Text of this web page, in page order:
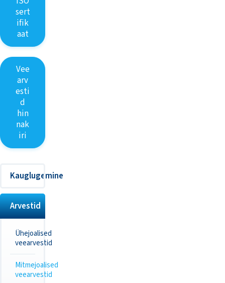
sert
ifik
aat
Vee
arv
esti
d
hin
nak
iri
Kauglugemine
Arvestid
Ühejoalised
veearvestid
Mitmejoalised
veearvestid